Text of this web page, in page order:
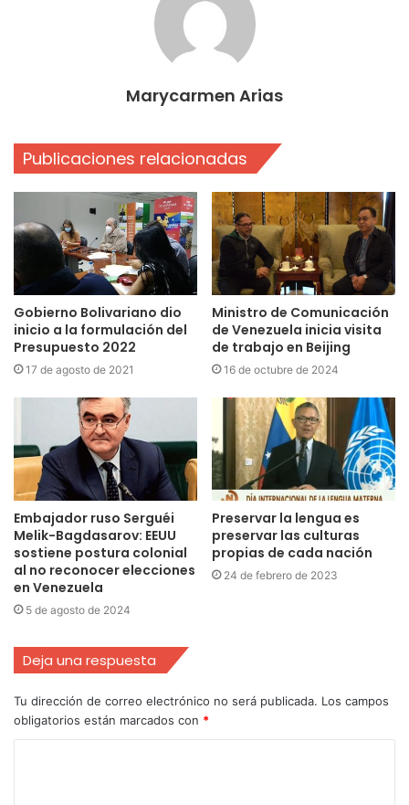
Marycarmen Arias
Publicaciones relacionadas
Gobierno Bolivariano dio
inicio a la formulación del
Presupuesto 2022
17 de agosto de 2021
Ministro de Comunicación
de Venezuela inicia visita
de trabajo en Beijing
16 de octubre de 2024
Embajador ruso Serguéi
Melik-Bagdasarov: EEUU
sostiene postura colonial
al no reconocer elecciones
en Venezuela
5 de agosto de 2024
Preservar la lengua es
preservar las culturas
propias de cada nación
24 de febrero de 2023
Deja una respuesta
Tu dirección de correo electrónico no será publicada. Los campos
obligatorios están marcados con *